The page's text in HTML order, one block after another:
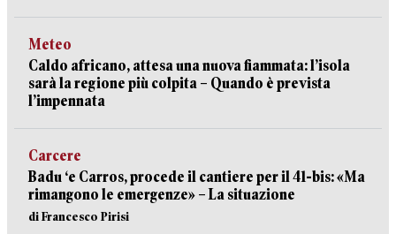
Meteo
Caldo africano, attesa una nuova fiammata: l’isola
sarà la regione più colpita – Quando è prevista
l’impennata
Carcere
Badu ‘e Carros, procede il cantiere per il 41-bis: «Ma
rimangono le emergenze» – La situazione
di Francesco Pirisi